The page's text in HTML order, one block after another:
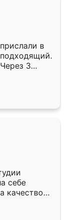
в
3
себе
качеством
уже почти